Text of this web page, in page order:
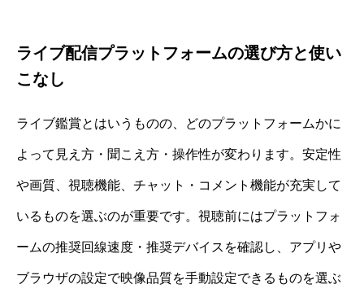
ライブ配信プラットフォームの選び方と使い
こなし
ライブ鑑賞とはいうものの、どのプラットフォームかに
よって見え方・聞こえ方・操作性が変わります。安定性
や画質、視聴機能、チャット・コメント機能が充実して
いるものを選ぶのが重要です。視聴前にはプラットフォ
ームの推奨回線速度・推奨デバイスを確認し、アプリや
ブラウザの設定で映像品質を手動設定できるものを選ぶ